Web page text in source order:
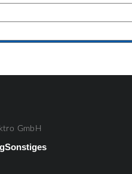
GmbH
Sonstiges